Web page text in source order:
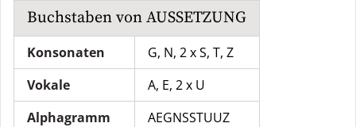
Buchstaben von AUSSETZUNG
Konsonaten
G, N, 2 x S, T, Z
Vokale
A, E, 2 x U
Alphagramm
AEGNSSTUUZ